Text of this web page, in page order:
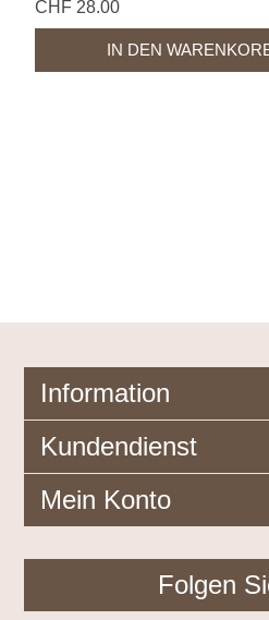
CHF 28.00
Information
Kundendienst
Mein Konto
Folgen